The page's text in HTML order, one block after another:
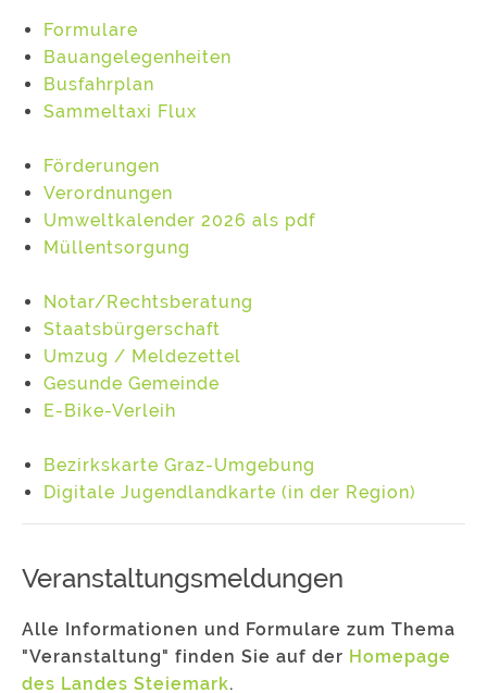
Formulare
Bauangelegenheiten
Busfahrplan
Sammeltaxi Flux
Förderungen
Verordnungen
Umweltkalender 2026 als pdf
Müllentsorgung
Notar/Rechtsberatung
Staatsbürgerschaft
Umzug / Meldezettel
Gesunde Gemeinde
E-Bike-Verleih
Bezirkskarte Graz-Umgebung
Digitale Jugendlandkarte (in der Region)
Veranstaltungsmeldungen
Alle Informationen und Formulare zum Thema
"Veranstaltung" finden Sie auf der Homepage
des Landes Steiemark.